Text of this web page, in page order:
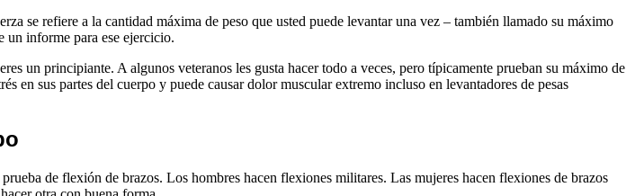
se refiere a la cantidad máxima de peso que usted puede levantar una vez – también llamado su máximo
un informe para ese ejercicio.
un principiante. A algunos veteranos les gusta hacer todo a veces, pero típicamente prueban su máximo de
sus partes del cuerpo y puede causar dolor muscular extremo incluso en levantadores de pesas
de flexión de brazos. Los hombres hacen flexiones militares. Las mujeres hacen flexiones de brazos